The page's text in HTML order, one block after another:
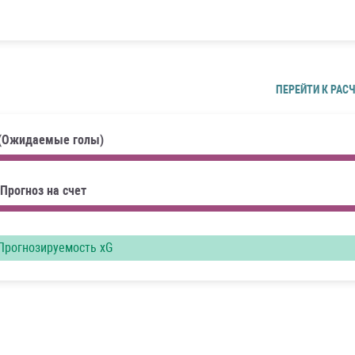
ПЕРЕЙТИ К
голы)
Прогноз на счет
xG